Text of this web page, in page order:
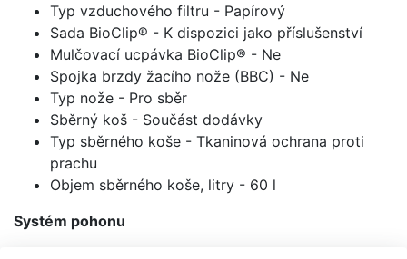
Typ vzduchového filtru - Papírový
Sada BioClip® - K dispozici jako příslušenství
Mulčovací ucpávka BioClip® - Ne
Spojka brzdy žacího nože (BBC) - Ne
Typ nože - Pro sběr
Sběrný koš - Součást dodávky
Typ sběrného koše - Tkaninová ochrana proti
prachu
Objem sběrného koše, litry - 60 l
Systém pohonu